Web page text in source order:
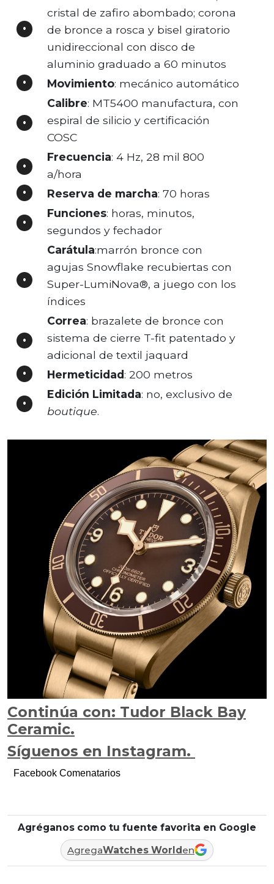
cristal de zafiro abombado; corona
de bronce a rosca y bisel giratorio
unidireccional con disco de
aluminio graduado a 60 minutos
Movimiento: mecánico automático
Calibre: MT5400 manufactura, con
espiral de silicio y certificación
COSC
Frecuencia: 4 Hz, 28 mil 800
a/hora
Reserva de marcha: 70 horas
Funciones: horas, minutos,
segundos y fechador
Carátula:marrón bronce con
agujas Snowflake recubiertas con
Super-LumiNova®, a juego con los
índices
Correa: brazalete de bronce con
sistema de cierre T-fit patentado y
adicional de textil jaquard
Hermeticidad: 200 metros
Edición Limitada: no, exclusivo de
boutique.
Continúa con: Tudor Black Bay
Ceramic.
Síguenos en Instagram.
Facebook Comenatarios
Agréganos como tu fuente favorita en Google
AgregaWatches Worlden